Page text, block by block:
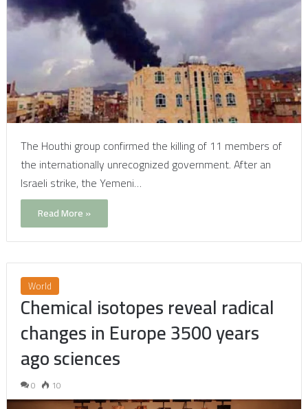
The Houthi group confirmed the killing of 11 members of
the internationally unrecognized government. After an
Israeli strike, the Yemeni…
Read More »
World
Chemical isotopes reveal radical
changes in Europe 3500 years
ago sciences
0 10